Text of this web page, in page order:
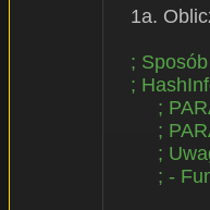
1a.
;
;
;
;
;
; -